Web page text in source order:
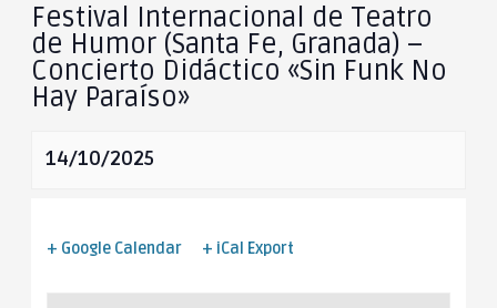
Festival Internacional de Teatro
de Humor (Santa Fe, Granada) –
Concierto Didáctico «Sin Funk No
Hay Paraíso»
14/10/2025
+ Google Calendar + iCal Export